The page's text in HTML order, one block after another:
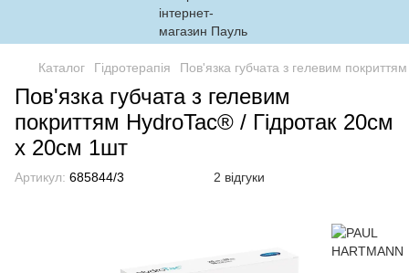
Каталог Гідротерапія Пов'язка губчата з гелевим
Пов'язка губчата з гелевим
покриттям HydroTac® / Гідротак 20см
х 20см 1шт
Артикул: 685844/3 2 відгуки